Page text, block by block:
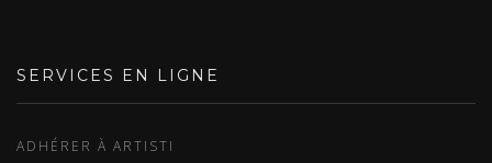
SERVICES EN LIGNE
ADHÉRER À ARTISTI